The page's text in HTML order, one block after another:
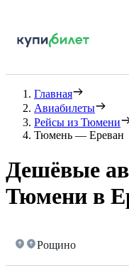
Главная
Авиабилеты
Рейсы из Тюмени
Тюмень — Ереван
Дешёвые
Тюмени в
Рощино